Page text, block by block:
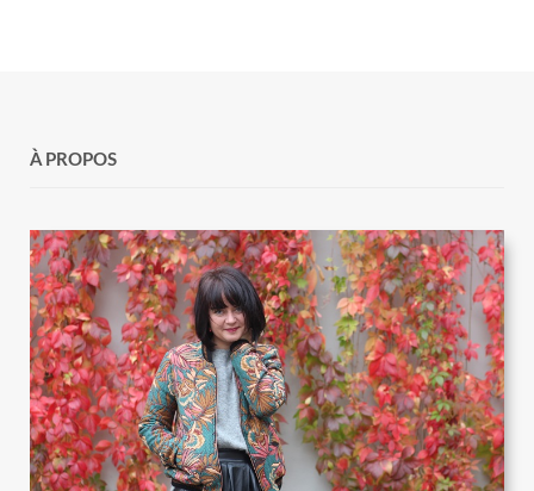
À PROPOS